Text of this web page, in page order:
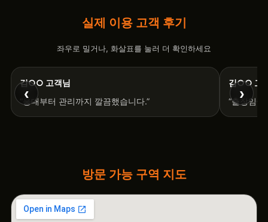
실제 이용 고객 후기
좌우로 밀거나, 화살표를 눌러 더 확인하세요
‹
김○○ 고객님
“응대부터 관리까지 깔끔했습니다.”
김○○ 고
“출장임
›
방문 가능 구역 지도